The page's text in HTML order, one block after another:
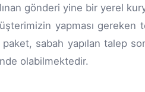
gönderi yine bir yerel
yapması
sabah yapılan talep
olabilmektedir.